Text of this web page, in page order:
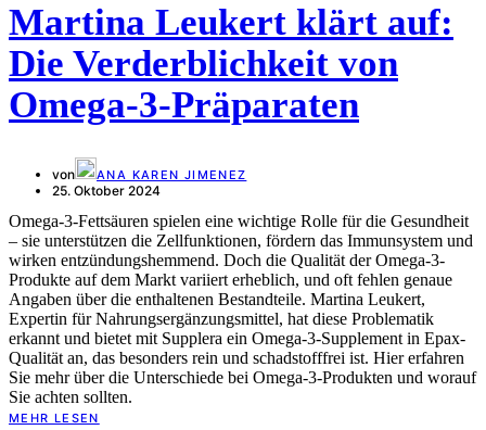
Martina Leukert klärt auf:
Die Verderblichkeit von
Omega-3-Präparaten
von ANA KAREN JIMENEZ
25. Oktober 2024
Omega-3-Fettsäuren spielen eine wichtige Rolle für die Gesundheit
– sie unterstützen die Zellfunktionen, fördern das Immunsystem und
wirken entzündungshemmend. Doch die Qualität der Omega-3-
Produkte auf dem Markt variiert erheblich, und oft fehlen genaue
Angaben über die enthaltenen Bestandteile. Martina Leukert,
Expertin für Nahrungsergänzungsmittel, hat diese Problematik
erkannt und bietet mit Supplera ein Omega-3-Supplement in Epax-
Qualität an, das besonders rein und schadstofffrei ist. Hier erfahren
Sie mehr über die Unterschiede bei Omega-3-Produkten und worauf
Sie achten sollten.
MEHR LESEN